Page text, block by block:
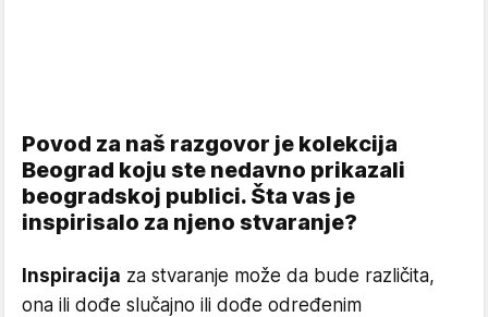
Povod za naš razgovor je kolekcija
Beograd koju ste nedavno prikazali
beogradskoj publici. Šta vas je
inspirisalo za njeno stvaranje?
Inspiracija za stvaranje može da bude različita,
ona ili dođe slučajno ili dođe određenim